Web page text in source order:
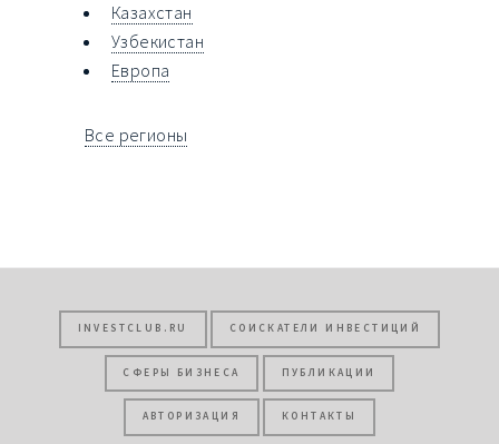
Казахстан
Узбекистан
Европа
Все регионы
INVESTCLUB.RU СОИСКАТЕЛИ ИНВЕСТИЦИЙ
СФЕРЫ БИЗНЕСА ПУБЛИКАЦИИ
АВТОРИЗАЦИЯ КОНТАКТЫ